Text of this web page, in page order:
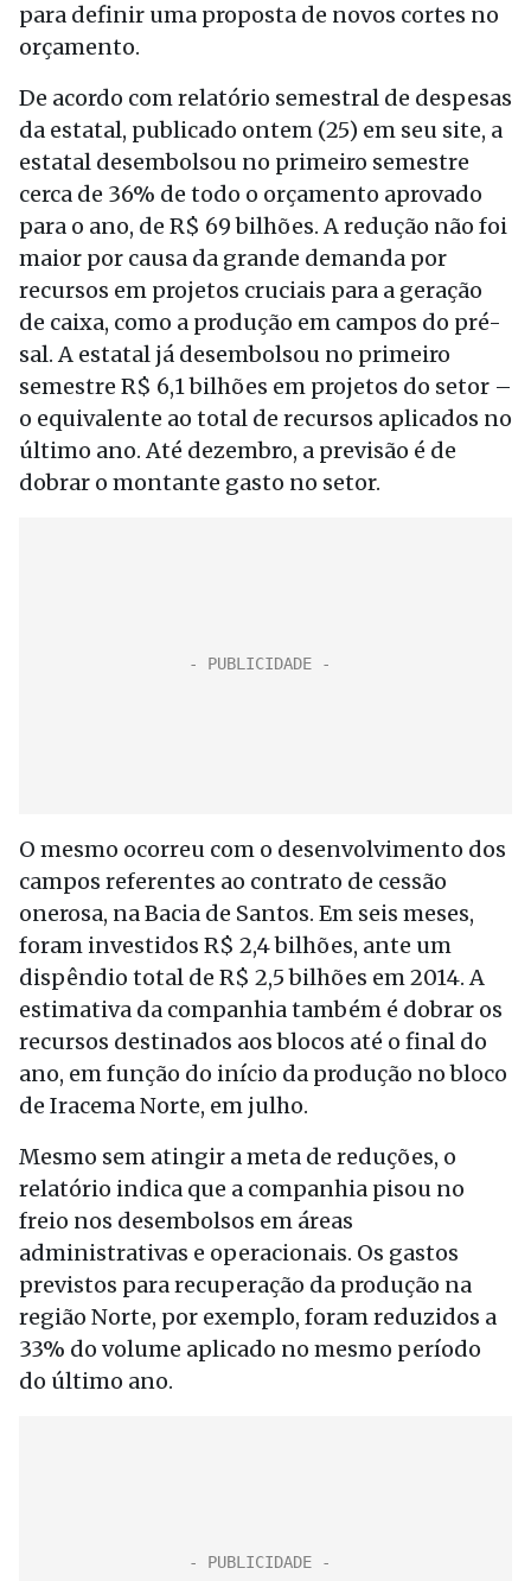
para definir uma proposta de novos cortes no
orçamento.
De acordo com relatório semestral de despesas
da estatal, publicado ontem (25) em seu site, a
estatal desembolsou no primeiro semestre
cerca de 36% de todo o orçamento aprovado
para o ano, de R$ 69 bilhões. A redução não foi
maior por causa da grande demanda por
recursos em projetos cruciais para a geração
de caixa, como a produção em campos do pré-
sal. A estatal já desembolsou no primeiro
semestre R$ 6,1 bilhões em projetos do setor –
o equivalente ao total de recursos aplicados no
último ano. Até dezembro, a previsão é de
dobrar o montante gasto no setor.
O mesmo ocorreu com o desenvolvimento dos
campos referentes ao contrato de cessão
onerosa, na Bacia de Santos. Em seis meses,
foram investidos R$ 2,4 bilhões, ante um
dispêndio total de R$ 2,5 bilhões em 2014. A
estimativa da companhia também é dobrar os
recursos destinados aos blocos até o final do
ano, em função do início da produção no bloco
de Iracema Norte, em julho.
Mesmo sem atingir a meta de reduções, o
relatório indica que a companhia pisou no
freio nos desembolsos em áreas
administrativas e operacionais. Os gastos
previstos para recuperação da produção na
região Norte, por exemplo, foram reduzidos a
33% do volume aplicado no mesmo período
do último ano.